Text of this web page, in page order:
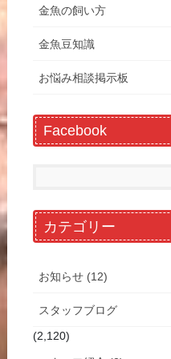
金魚の飼い方
金魚豆知識
お悩み相談掲示板
Facebook
カテゴリー
お知らせ (12)
スタッフブログ
(2,120)